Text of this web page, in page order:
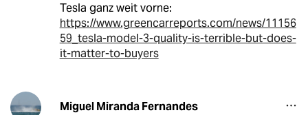
Tesla ganz weit vorne:
https://www.greencarreports.com/news/11156
59_tesla-model-3-quality-is-terrible-but-does-
it-matter-to-buyers
Miguel Miranda Fernandes